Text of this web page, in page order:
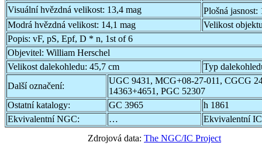
Visuální hvězdná velikost: 13,4 mag Plošná jasnost:
Modrá hvězdná velikost: 14,1 mag
Velikost
Popis: vF, pS, Epf, D * n, 1st of 6
Objevitel: William Herschel
Velikost dalekohledu: 45,7 cm
Typ
Další označení:
UGC 9431, MCG+08-27-011, CGCG
14363+4651, PGC 52307
Ostatní katalogy:
GC 3965
h 1861
Ekvivalentní NGC:
…
Ekvivalentní
Zdrojová data: The NGC/IC Project